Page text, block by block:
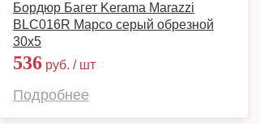
Бордюр Багет Kerama Marazzi
BLC016R Марсо серый обрезной
30х5
536 руб. / шт
Подробнее